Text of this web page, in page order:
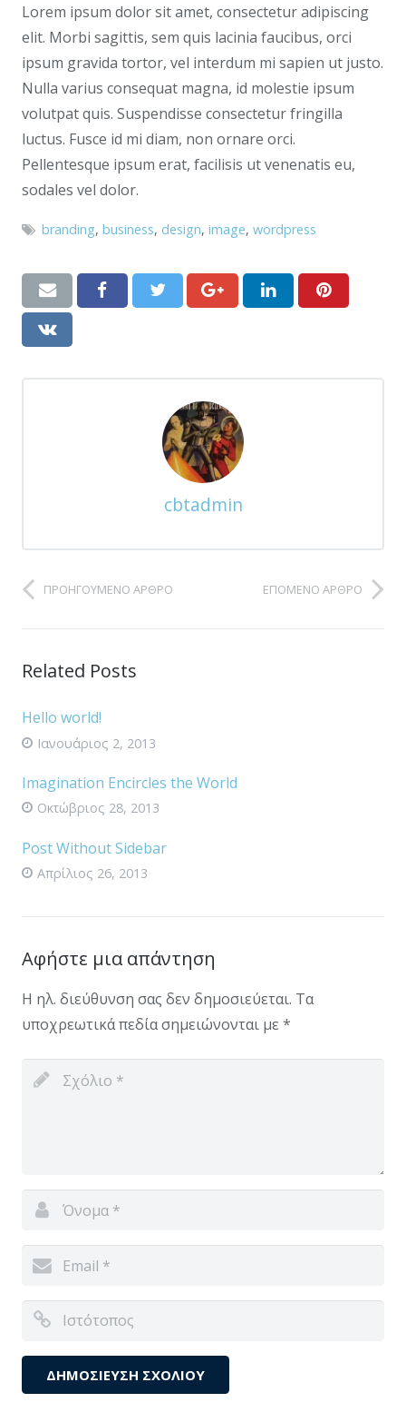
Lorem ipsum dolor sit amet, consectetur adipiscing
elit. Morbi sagittis, sem quis lacinia faucibus, orci
ipsum gravida tortor, vel interdum mi sapien ut justo.
Nulla varius consequat magna, id molestie ipsum
volutpat quis. Suspendisse consectetur fringilla
luctus. Fusce id mi diam, non ornare orci.
Pellentesque ipsum erat, facilisis ut venenatis eu,
sodales vel dolor.
branding,business, design,image,wordpress
cbtadmin
ΠΡΟΗΓΟΎΜΕΝΟ ΆΡΘΡΟ ΕΠΌΜΕΝΟ ΆΡΘΡΟ
Related Posts
Hello world!
Ιανουάριος 2, 2013
Imagination Encircles the World
Οκτώβριος 28, 2013
Post Without Sidebar
Απρίλιος 26, 2013
Αφήστε μια απάντηση
Η ηλ. διεύθυνση σας δεν δημοσιεύεται. Τα
υποχρεωτικά πεδία σημειώνονται με *